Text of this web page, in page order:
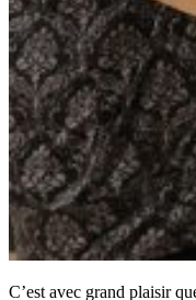
C’est avec grand plaisir